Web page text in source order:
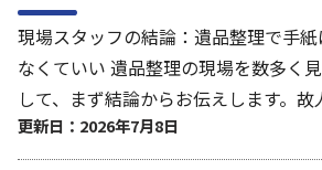
現場スタッフの結論：遺品整理で手
なくていい 遺品整理の現場を数多く
して、まず結論からお伝えします。
更新日：2026年7月8日